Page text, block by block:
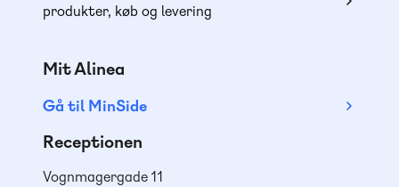
produkter, køb og levering
Mit Alinea
Gå til MinSide
Receptionen
Vognmagergade 11